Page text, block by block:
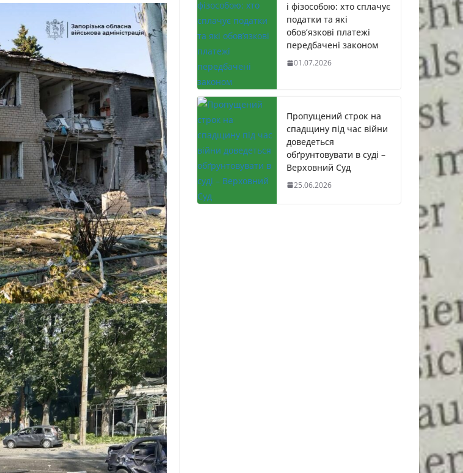
і фізособою: хто сплачує
податки та які
обов’язкові платежі
передбачені законом
01.07.2026
Пропущений строк на
спадщину під час війни
доведеться
обґрунтовувати в суді –
Верховний Суд
25.06.2026